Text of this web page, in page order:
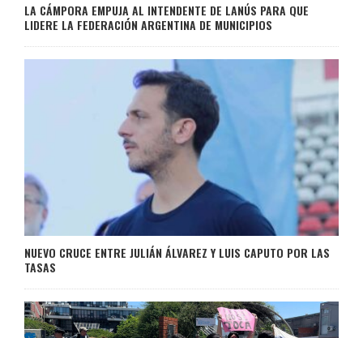
LA CÁMPORA EMPUJA AL INTENDENTE DE LANÚS PARA QUE
LIDERE LA FEDERACIÓN ARGENTINA DE MUNICIPIOS
NUEVO CRUCE ENTRE JULIÁN ÁLVAREZ Y LUIS CAPUTO POR LAS
TASAS